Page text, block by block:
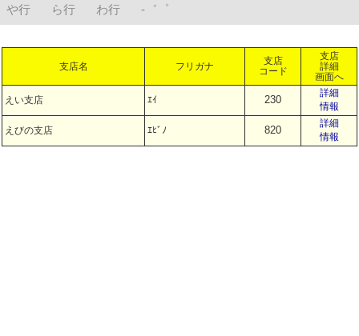
や行
ら行 わ行 -゛゜
支店名 フリガナ
支店
コード
支店
詳細
画面へ
えい支店 ｴｲ 230
詳細
情報
えびの支店 ｴﾋﾞﾉ 820
詳細
情報